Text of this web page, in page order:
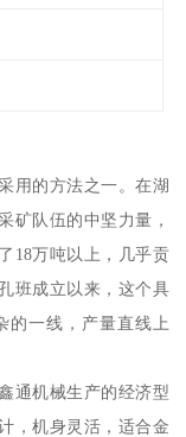
用的方法之一。在湖
矿队伍的中坚力量，
18万吨以上，几乎贡
班成立以来，这个具
的一线，产量直线上
通机械生产的经济型
，机身灵活，适合金